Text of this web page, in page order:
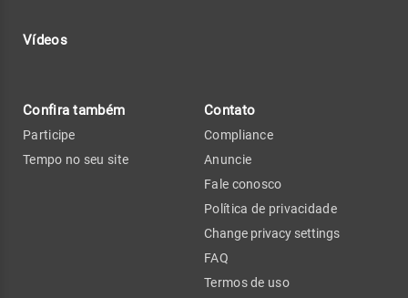
Vídeos
Confira também
Participe
Tempo no seu site
Contato
Compliance
Anuncie
Fale conosco
Política de privacidade
Change privacy settings
FAQ
Termos de uso